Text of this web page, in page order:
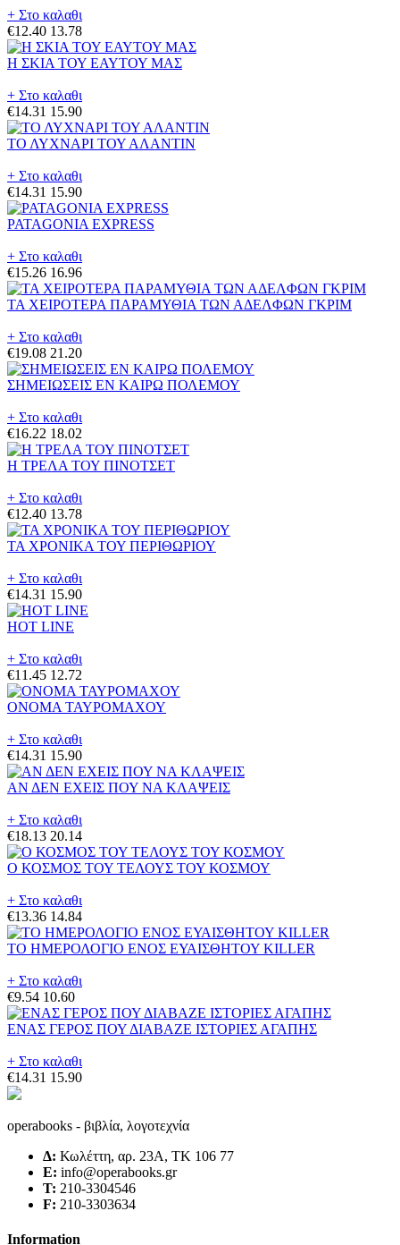
+ Στο καλαθι
€12.40 13.78
Η ΣΚΙΑ ΤΟΥ ΕΑΥΤΟΥ ΜΑΣ
+ Στο καλαθι
€14.31 15.90
ΤΟ ΛΥΧΝΑΡΙ ΤΟΥ ΑΛΑΝΤΙΝ
+ Στο καλαθι
€14.31 15.90
PATAGONIA EXPRESS
+ Στο καλαθι
€15.26 16.96
ΤΑ ΧΕΙΡΟΤΕΡΑ ΠΑΡΑΜΥΘΙΑ ΤΩΝ ΑΔΕΛΦΩΝ ΓΚΡΙΜ
+ Στο καλαθι
€19.08 21.20
ΣΗΜΕΙΩΣΕΙΣ ΕΝ ΚΑΙΡΩ ΠΟΛΕΜΟΥ
+ Στο καλαθι
€16.22 18.02
Η ΤΡΕΛΑ ΤΟΥ ΠΙΝΟΤΣΕΤ
+ Στο καλαθι
€12.40 13.78
ΤΑ ΧΡΟΝΙΚΑ ΤΟΥ ΠΕΡΙΘΩΡΙΟΥ
+ Στο καλαθι
€14.31 15.90
HOT LINE
+ Στο καλαθι
€11.45 12.72
ΟΝΟΜΑ ΤΑΥΡΟΜΑΧΟΥ
+ Στο καλαθι
€14.31 15.90
ΑΝ ΔΕΝ ΕΧΕΙΣ ΠΟΥ ΝΑ ΚΛΑΨΕΙΣ
+ Στο καλαθι
€18.13 20.14
Ο ΚΟΣΜΟΣ ΤΟΥ ΤΕΛΟΥΣ ΤΟΥ ΚΟΣΜΟΥ
+ Στο καλαθι
€13.36 14.84
ΤΟ ΗΜΕΡΟΛΟΓΙΟ ΕΝΟΣ ΕΥΑΙΣΘΗΤΟΥ KILLER
+ Στο καλαθι
€9.54 10.60
ΕΝΑΣ ΓΕΡΟΣ ΠΟΥ ΔΙΑΒΑΖΕ ΙΣΤΟΡΙΕΣ ΑΓΑΠΗΣ
+ Στο καλαθι
€14.31 15.90
operabooks - βιβλία, λογοτεχνία
Δ: Κωλέττη, αρ. 23Α, ΤΚ 106 77
E: info@operabooks.gr
Τ: 210-3304546
F: 210-3303634
Information